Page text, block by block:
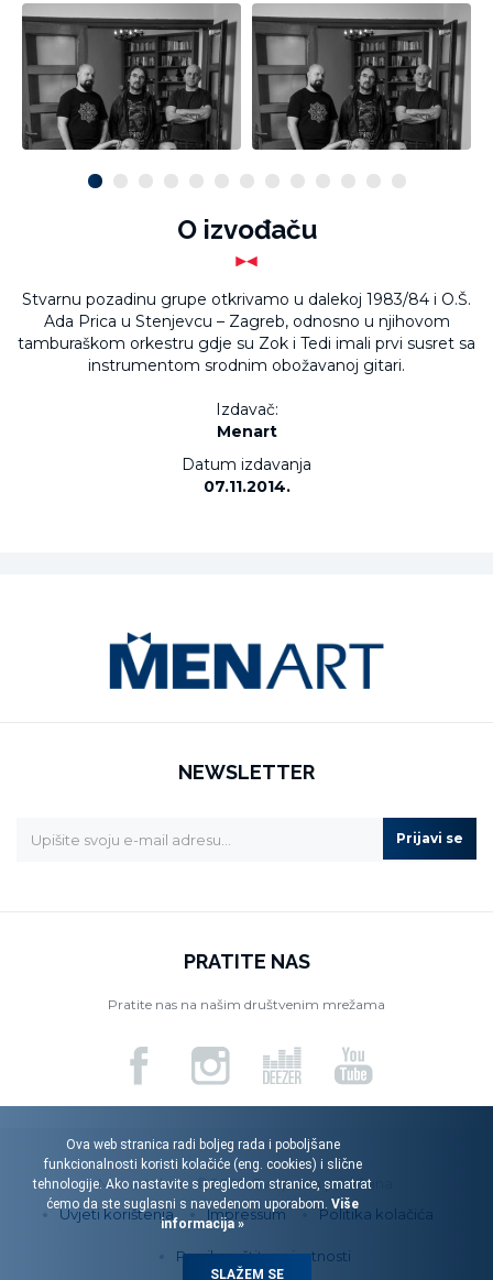
O izvođaču
Stvarnu pozadinu grupe otkrivamo u dalekoj 1983/84 i O.Š.
Ada Prica u Stenjevcu – Zagreb, odnosno u njihovom
tamburaškom orkestru gdje su Zok i Tedi imali prvi susret sa
instrumentom srodnim obožavanoj gitari.
Izdavač:
Menart
Datum izdavanja
07.11.2014.
NEWSLETTER
Prijavi se
PRATITE NAS
Pratite nas na našim društvenim mrežama
Menart d.o.o. © 2026. Sva prava pridržana.
Uvjeti korištenja
Impressum Politika kolačića
Pravila zaštite privatnosti
Ova web stranica radi boljeg rada i poboljšane
funkcionalnosti koristi kolačiće (eng. cookies) i slične
tehnologije. Ako nastavite s pregledom stranice, smatrat
ćemo da ste suglasni s navedenom uporabom. Više
informacija »
SLAŽEM SE